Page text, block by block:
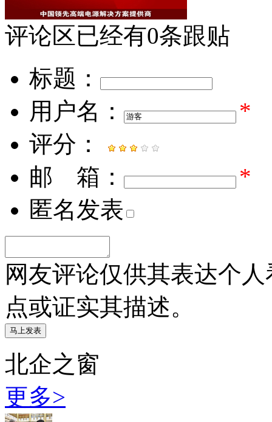
评论区已经有0条跟贴
标题：
用户名：
*
评分：
邮 箱：
*
匿名发表
网友评论仅供其表达个
点或证实其描述。
北企之窗
更多>